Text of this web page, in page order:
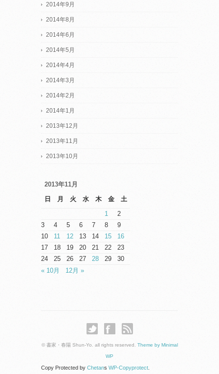
2014年9月
2014年8月
2014年6月
2014年5月
2014年4月
2014年3月
2014年2月
2014年1月
2013年12月
2013年11月
2013年10月
2013年11月
日
月 火 水 木 金
土
1
2
3
4 5 6 7 8
9
10
11 12 13 14 15
16
17
18 19 20 21 22
23
24
25 26 27 28 29
30
« 10月
12月 »
© 書家・春陽 Shun-Yo. all rights reserved. Theme by Minimal
WP
Copy Protected by Chetans WP-Copyprotect